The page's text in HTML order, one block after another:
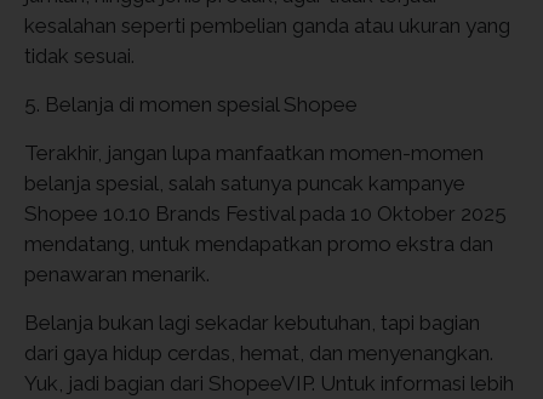
kesalahan seperti pembelian ganda atau ukuran yang
tidak sesuai.
5. Belanja di momen spesial Shopee
Terakhir, jangan lupa manfaatkan momen-momen
belanja spesial, salah satunya puncak kampanye
Shopee 10.10 Brands Festival pada 10 Oktober 2025
mendatang, untuk mendapatkan promo ekstra dan
penawaran menarik.
Belanja bukan lagi sekadar kebutuhan, tapi bagian
dari gaya hidup cerdas, hemat, dan menyenangkan.
Yuk, jadi bagian dari ShopeeVIP. Untuk informasi lebih